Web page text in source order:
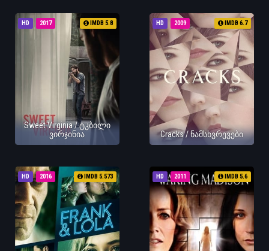
HD 2017 IMDB 5.8
Sweet Virginia / ტკბილი
ვირჯინია
HD 2009 IMDB 6.7
Cracks / ნამსხვრევები
HD 2016 IMDB 5.573 HD 2011 IMDB 5.6